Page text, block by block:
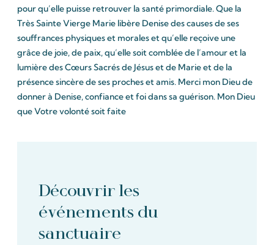
pour qu’elle puisse retrouver la santé primordiale. Que la
Très Sainte Vierge Marie libère Denise des causes de ses
souffrances physiques et morales et qu’elle reçoive une
grâce de joie, de paix, qu’elle soit comblée de l’amour et la
lumière des Cœurs Sacrés de Jésus et de Marie et de la
présence sincère de ses proches et amis. Merci mon Dieu de
donner à Denise, confiance et foi dans sa guérison. Mon Dieu
que Votre volonté soit faite
Découvrir les
événements du
sanctuaire